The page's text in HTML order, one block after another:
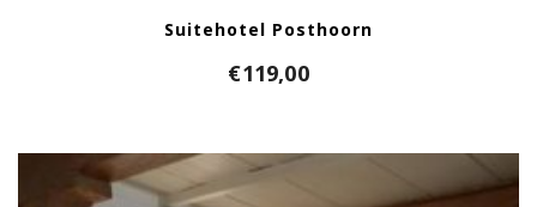
Suitehotel Posthoorn
€119,00